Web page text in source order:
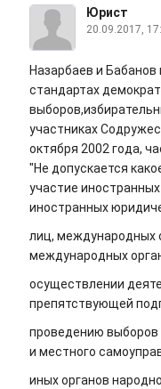
Юрист
20.09.2017,
Назарбаев и
стандартах
участниках
октября 2002 года,
"Не допускается
участие
иностранных
лиц, международных
международных
осуществлении
препятствующей
проведению выборов
и местного
иных органов